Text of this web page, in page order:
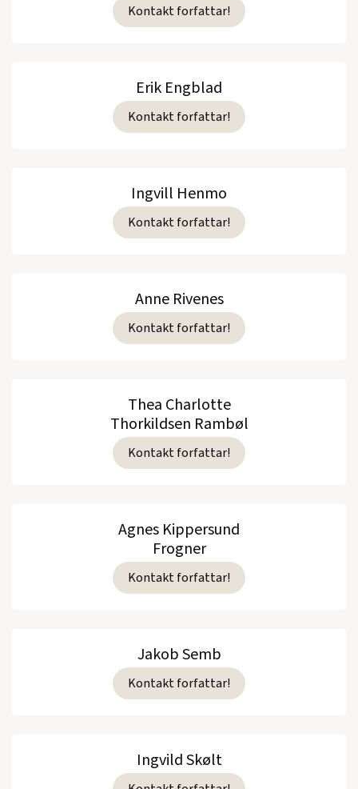
Kontakt forfattar!
Erik Engblad
Kontakt forfattar!
Ingvill Henmo
Kontakt forfattar!
Anne Rivenes
Kontakt forfattar!
Thea Charlotte
Thorkildsen Rambøl
Kontakt forfattar!
Agnes Kippersund
Frogner
Kontakt forfattar!
Jakob Semb
Kontakt forfattar!
Ingvild Skølt